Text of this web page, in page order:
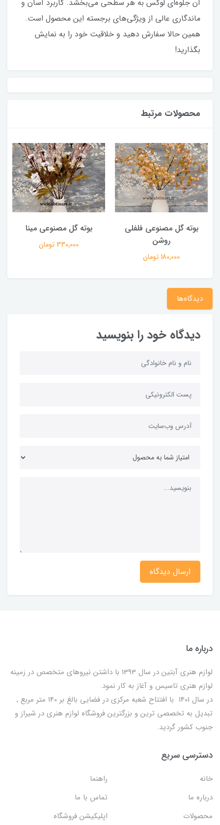
آن جلوه‌ای لوکس به هر سطحی می‌بخشد. کاربرد آسان و
ماندگاری عالی از ویژگی‌های برجسته این محصول است.
همین حالا سفارش دهید و خلاقیت خود را به نمایش
بگذارید!
محصولات مرتبط
بوته گل مصنوعی فلفلی
روشن
180,000 تومان
بوته گل مصنوعی مینا
330,000 تومان
دیدگاه‌ها
دیدگاه خود را بنویسید
ارسال دیدگاه
درباره ما
لوازم هنری آبتین در سال 1393 با داشتن نیروهای متخصص در زمینه
لوازم هنری تاسیس و آغاز به کار نمود.
در سال 1401 با افتتاح شعبه مرکزی در فضایی بالغ بر 140 متر مربع ,
تبدیل به تخصصی ترین و بزرگترین فروشگاه لوازم هنری در شیراز و
جنوب کشور گردید.
دسترسی سریع
خانه
راهنما
درباره ما
تماس با ما
محصولات
اپلیکیشن فروشگاه